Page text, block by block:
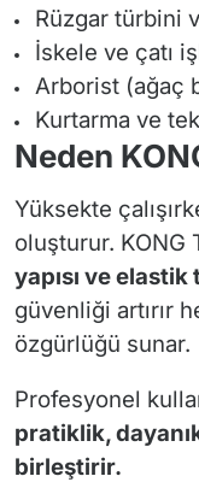
Rüzgar türbini
İskele ve çatı
Arborist (ağaç
Kurtarma ve
Neden
Yüksekte
oluşturur. KONG
yapısı ve elastik
güvenliği artırır
özgürlüğü sunar.
Profesyonel
pratiklik,
birleştirir.